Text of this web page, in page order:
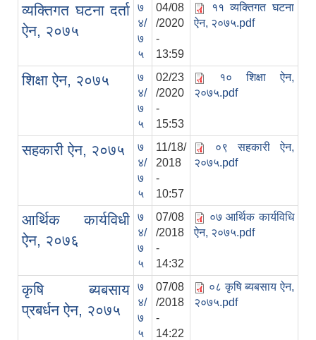
व्यक्तिगत घटना दर्ता
ऐन, २०७५
७
४/
७
५
04/08
/2020
-
13:59
११ व्यक्तिगत घटना
ऐन, २०७५.pdf
शिक्षा ऐन, २०७५
७
४/
७
५
02/23
/2020
-
15:53
१० शिक्षा ऐन,
२०७५.pdf
सहकारी ऐन, २०७५
७
४/
७
५
11/18/
2018
-
10:57
०९ सहकारी ऐन,
२०७५.pdf
आर्थिक कार्यविधी
ऐन, २०७६
७
४/
७
५
07/08
/2018
-
14:32
०७ आर्थिक कार्यविधि
ऐन, २०७५.pdf
कृषि ब्यबसाय
प्रबर्धन ऐन, २०७५
७
४/
७
५
07/08
/2018
-
14:22
०८ कृषि ब्यबसाय ऐन,
२०७५.pdf